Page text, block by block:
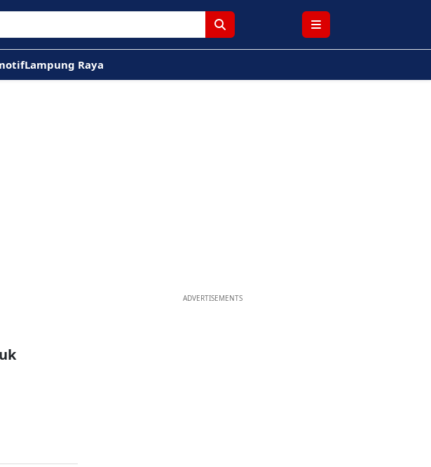
Lampung Raya
ADVERTISEMENTS